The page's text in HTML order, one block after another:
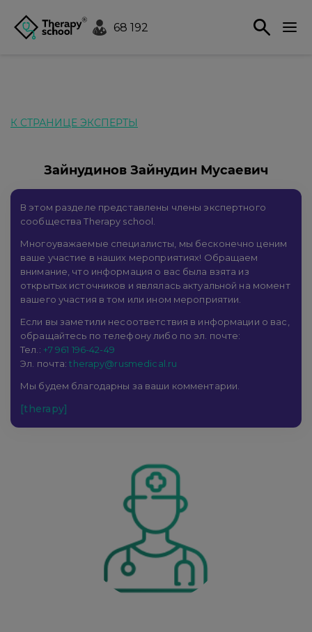
68 192
К СТРАНИЦЕ ЭКСПЕРТЫ
Зайнудинов Зайнудин Мусаевич
В этом разделе представлены члены экспертного
сообщества Therapy school.
Многоуважаемые специалисты, мы бесконечно ценим
ваше участие в наших мероприятиях! Обращаем
внимание, что информация о вас была взята из
открытых источников и являлась актуальной на момент
вашего участия в том или ином мероприятии.
Если вы заметили несоответствия в информации о вас,
обращайтесь по телефону либо по эл. почте:
Тел.: +7 961 196-42-49
Эл. почта:therapy@rusmedical.ru
Мы будем благодарны за ваши комментарии.
[therapy]